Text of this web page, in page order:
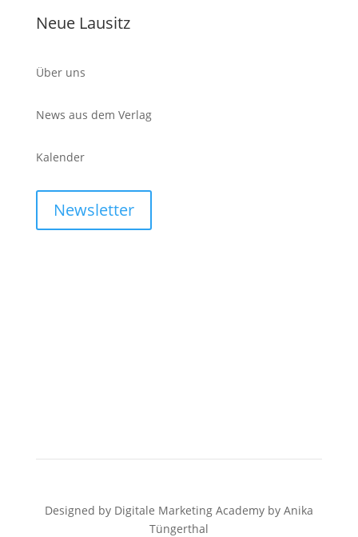
Neue Lausitz
Über uns
News aus dem Verlag
Kalender
Newsletter
Designed by Digitale Marketing Academy by Anika
Tüngerthal